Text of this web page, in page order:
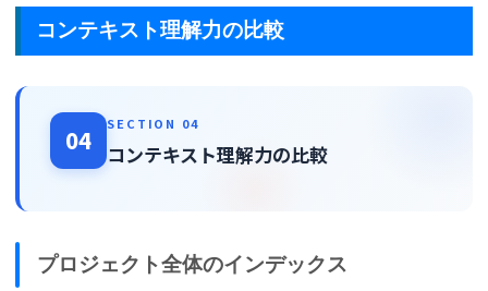
コンテキスト理解力の比較
04
SECTION 04
コンテキスト理解力の比較
プロジェクト全体のインデックス